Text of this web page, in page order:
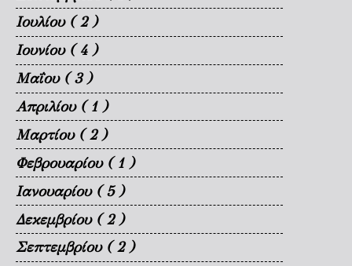
Ιουλίου ( 2 )
Ιουνίου ( 4 )
Μαΐου ( 3 )
Απριλίου ( 1 )
Μαρτίου ( 2 )
Φεβρουαρίου ( 1 )
Ιανουαρίου ( 5 )
Δεκεμβρίου ( 2 )
Σεπτεμβρίου ( 2 )